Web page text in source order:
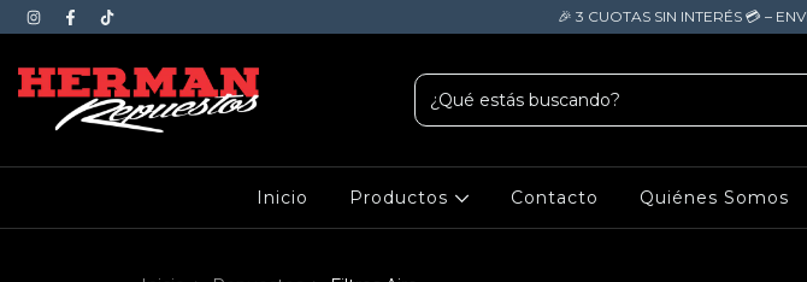
🎉 3 CUOTAS SIN INTERÉS 💳 –
Inicio Productos Contacto Quiénes Somos